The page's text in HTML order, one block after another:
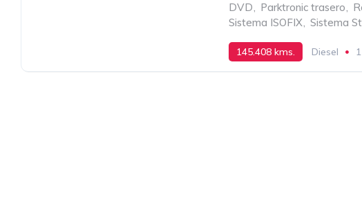
DVD, Parktronic trasero,
Sistema ISOFIX, Sistema
145.408 kms. Diesel
MANUAL DE SEIS